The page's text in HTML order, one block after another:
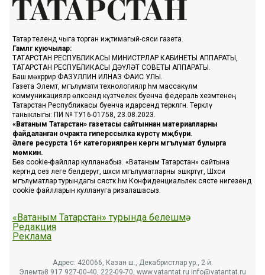
Татар телендә чыга торган иҗтимагый-сәяси газета.
Гамәлгә куючылар:
ТАТАРСТАН РЕСПУБЛИКАСЫ МИНИСТРЛАР КАБИНЕТЫ АППАРАТЫ,
ТАТАРСТАН РЕСПУБЛИКАСЫ ДӘҮЛӘТ СОВЕТЫ АППАРАТЫ.
Баш мөхәррир ФАЗУЛЛИН ИЛНАЗ ФАИС УЛЫ.
Газета Элемтә, мәгълүмати технологияләр һәм массакүләм
коммуникацияләр өлкәсендә күзәтчелек буенча федераль хезмәтенең
Татарстан Республикасы буенча идарәсендә теркәлгән. Теркәлү
таныклыгы: ПИ № ТУ16-01758, 23.08.2023.
«Ватаным Татарстан» газетасы сайтыннан материалларны
файдаланган очракта гиперссылка күрсәтү мәҗбүри.
Әлеге ресурста 16+ категорияләренә кергән мәгълүмат булырга
мөмкин.
Без cookie-файллар кулланабыз. «Ватаным Татарстан» сайтына
кергәндә сез әлеге белдерүгә, шәхси мәгълүматларны эшкәртүгә, Шәхси
мәгълүматлар турындагы сәясәткә һәм Конфиденциальлек сәясәте нигезендә
cookie файлларын куллануга ризалашасыз.
«Ватаным Татарстан» турында белешмә
Редакция
Реклама
Адрес: 420066, Казан ш., Декабристлар ур., 2 й.
Элемтә: 8 917 927-00-40, 222-09-70, www.vatantat.ru info@vatantat.ru